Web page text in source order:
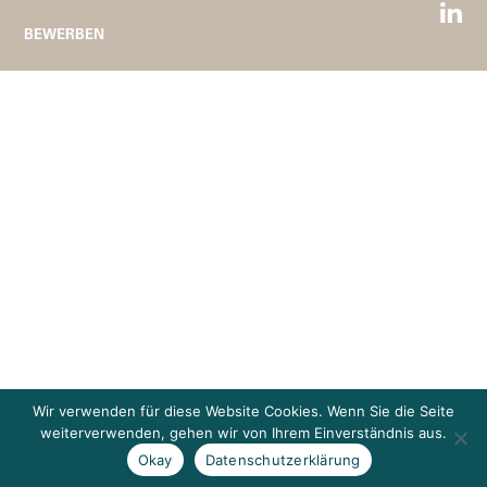
BEWERBEN
Wir verwenden für diese Website Cookies. Wenn Sie die Seite
weiterverwenden, gehen wir von Ihrem Einverständnis aus.
Okay
Datenschutzerklärung